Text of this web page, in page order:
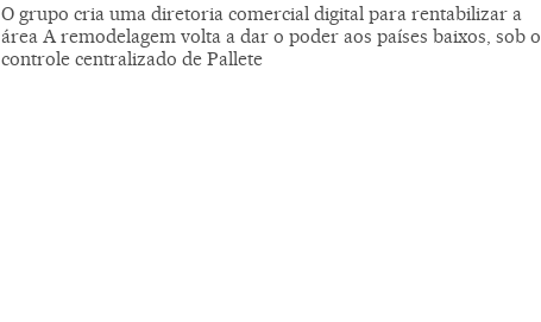
O grupo cria uma diretoria comercial digital para rentabilizar a
área A remodelagem volta a dar o poder aos países baixos, sob o
controle centralizado de Pallete